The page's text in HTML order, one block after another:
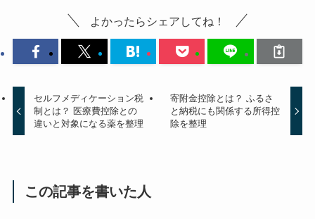
よかったらシェアしてね！
セルフメディケーション税
制とは？ 医療費控除との
違いと対象になる薬を整理
寄附金控除とは？ ふるさ
と納税にも関係する所得控
除を整理
この記事を書いた人